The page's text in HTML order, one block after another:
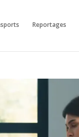
Reportages